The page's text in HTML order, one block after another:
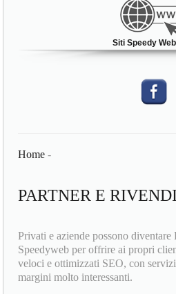
Siti Speedy
Home -
PARTNER E
Privati e aziende possono
Speedyweb per offrire ai propri
veloci e ottimizzati SEO, con
margini molto interessanti.